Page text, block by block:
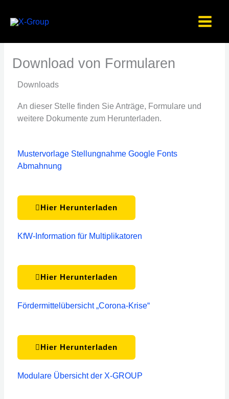
Inhalt
Download von Formularen
Downloads
An dieser Stelle finden Sie Anträge, Formulare und
weitere Dokumente zum Herunterladen.
Mustervorlage Stellungnahme Google Fonts
Abmahnung
Hier Herunterladen
KfW-Information für Multiplikatoren
Hier Herunterladen
Fördermittelübersicht „Corona-Krise“
Hier Herunterladen
Modulare Übersicht der X-GROUP